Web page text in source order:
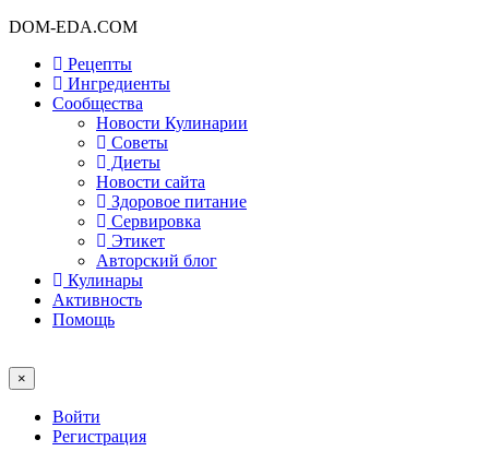
DOM-EDA.COM
Рецепты
Ингредиенты
Сообщества
Новости Кулинарии
Советы
Диеты
Новости сайта
Здоровое питание
Сервировка
Этикет
Авторский блог
Кулинары
Активность
Помощь
×
Войти
Регистрация